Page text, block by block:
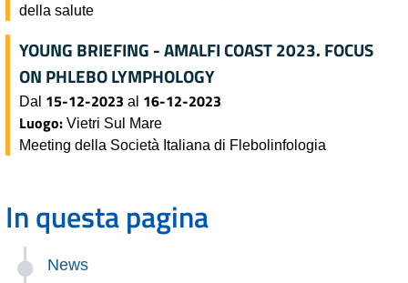
della salute
YOUNG BRIEFING - AMALFI COAST 2023. FOCUS
ON PHLEBO LYMPHOLOGY
Dal 15-12-2023 al 16-12-2023
Luogo: Vietri Sul Mare
Meeting della Società Italiana di Flebolinfologia
In questa pagina
News